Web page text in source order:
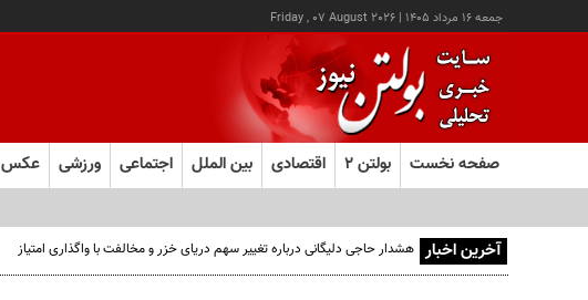
جمعه ۱۶ مرداد ۱۴۰۵ |
Friday , 07 August 2026
صفحه نخست بولتن ۲ اقتصادی بین الملل اجتماعی ورزشی عکس
آخرین اخبار